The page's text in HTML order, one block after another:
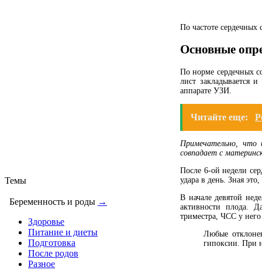
Темы
Беременность и роды →
Здоровье
Питание и диеты
Подготовка
После родов
Разное
По частоте
Основные
По норме сердечных
лист закладывается
аппарате УЗИ.
Читайте еще:
Примечательно, что
совпадает с
После 6-ой недели
удара в день. Зная
В начале девятой
активности плода.
триместра, ЧСС у него
Любые
гипоксии. При